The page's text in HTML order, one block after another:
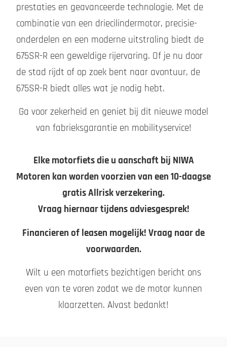
prestaties en geavanceerde technologie. Met de
combinatie van een driecilindermotor, precisie-
onderdelen en een moderne uitstraling biedt de
675SR-R een geweldige rijervaring. Of je nu door
de stad rijdt of op zoek bent naar avontuur, de
675SR-R biedt alles wat je nodig hebt.
Ga voor zekerheid en geniet bij dit nieuwe model
van fabrieksgarantie en mobilityservice!
Elke motorfiets die u aanschaft bij NIWA
Motoren kan worden voorzien van een 10-daagse
gratis Allrisk verzekering.
Vraag hiernaar tijdens adviesgesprek!
Financieren of leasen mogelijk! Vraag naar de
voorwaarden.
Wilt u een motorfiets bezichtigen bericht ons
even van te voren zodat we de motor kunnen
klaarzetten. Alvast bedankt!